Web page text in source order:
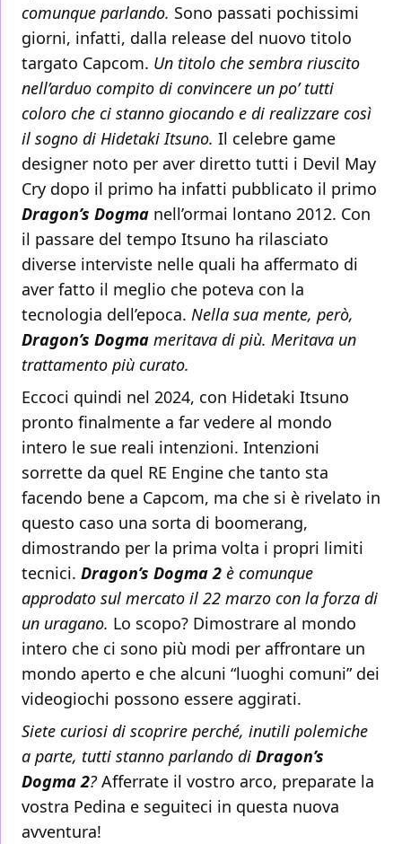
comunque parlando. Sono passati pochissimi
giorni, infatti, dalla release del nuovo titolo
targato Capcom. Un titolo che sembra riuscito
nell’arduo compito di convincere un po’ tutti
coloro che ci stanno giocando e di realizzare così
il sogno di Hidetaki Itsuno. Il celebre game
designer noto per aver diretto tutti i Devil May
Cry dopo il primo ha infatti pubblicato il primo
Dragon’s Dogma nell’ormai lontano 2012. Con
il passare del tempo Itsuno ha rilasciato
diverse interviste nelle quali ha affermato di
aver fatto il meglio che poteva con la
tecnologia dell’epoca. Nella sua mente, però,
Dragon’s Dogma meritava di più. Meritava un
trattamento più curato.
Eccoci quindi nel 2024, con Hidetaki Itsuno
pronto finalmente a far vedere al mondo
intero le sue reali intenzioni. Intenzioni
sorrette da quel RE Engine che tanto sta
facendo bene a Capcom, ma che si è rivelato in
questo caso una sorta di boomerang,
dimostrando per la prima volta i propri limiti
tecnici. Dragon’s Dogma 2 è comunque
approdato sul mercato il 22 marzo con la forza di
un uragano. Lo scopo? Dimostrare al mondo
intero che ci sono più modi per affrontare un
mondo aperto e che alcuni “luoghi comuni” dei
videogiochi possono essere aggirati.
Siete curiosi di scoprire perché, inutili polemiche
a parte, tutti stanno parlando di Dragon’s
Dogma 2?Afferrate il vostro arco, preparate la
vostra Pedina e seguiteci in questa nuova
avventura!